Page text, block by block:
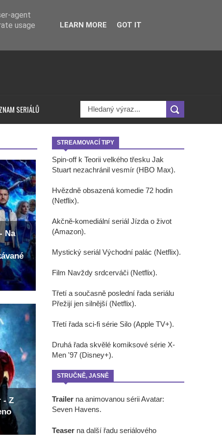
SERIÁLŮ
Na
- Z
STREAMOVACÍ TIPY
Spin-off k Teorii velkého třesku Jak
Stuart nezachránil vesmír (HBO Max).
Hvězdně obsazená komedie 72 hodin
(Netflix).
Akčně-komediální seriál Jízda o život
(Amazon).
Mystický seriál Východní palác (Netflix).
Film Navždy srdcerváči (Netflix).
Třetí a současně poslední řada seriálu
Přežijí jen silnější (Netflix).
Třetí řada sci-fi série Silo (Apple TV+).
Druhá řada skvělé komiksové série X-
Men '97 (Disney+).
STRUČNĚ, JASNĚ
Trailer na animovanou sérii Avatar:
Seven Havens.
Teaser na další řadu seriálového
agent
usage
LEARN MORE GOT IT